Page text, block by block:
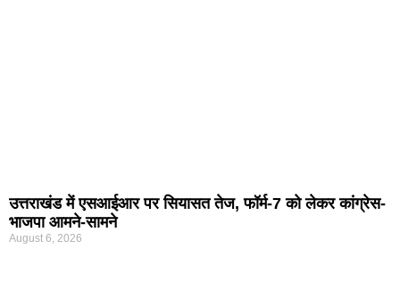
उत्तराखंड में एसआईआर पर सियासत तेज, फॉर्म-7 को लेकर कांग्रेस-
भाजपा आमने-सामने
August 6, 2026